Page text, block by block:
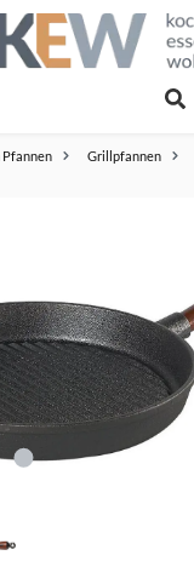
Pfannen Grillpfannen